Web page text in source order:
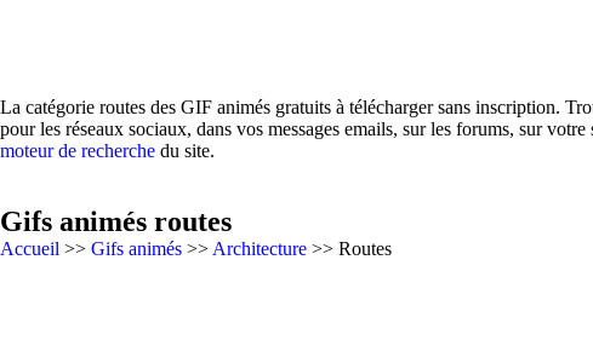
La catégorie routes des GIF animés gratuits à télécharger sans inscription.
pour les réseaux sociaux, dans vos messages emails, sur les forums, sur
moteur de recherche du site.
Gifs animés routes
Accueil >> Gifs animés >> Architecture >> Routes